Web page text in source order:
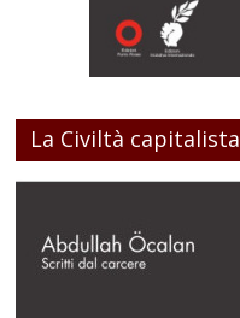
La Civiltà capitalista